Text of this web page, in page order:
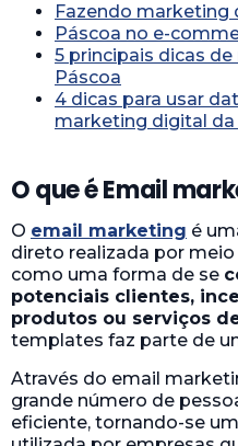
Fazendo marketing
Páscoa no e-
5 principais dicas
Páscoa
4 dicas para usar
marketing digital da
O que é Email
O email marketing é
direto realizada por
como uma forma de se
potenciais clientes,
produtos ou serviços
templates faz parte de
Através do email
grande número de
eficiente, tornando-se